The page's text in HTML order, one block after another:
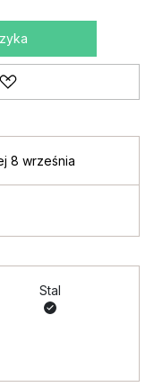
8 września
Stal